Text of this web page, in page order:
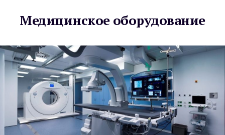
Медицинское оборудование